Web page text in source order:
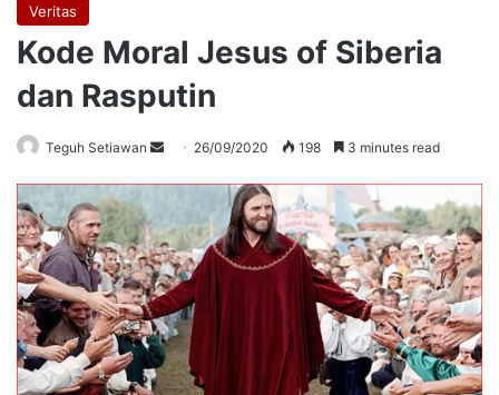
Veritas
Kode Moral Jesus of Siberia
dan Rasputin
Teguh Setiawan
Send 26/09/2020 198 3 minutes read